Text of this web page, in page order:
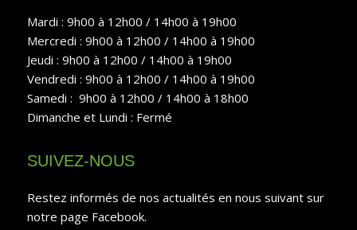
Mardi : 9h00 à 12h00 / 14h00 à 19h00
Mercredi : 9h00 à 12h00 / 14h00 à 19h00
Jeudi : 9h00 à 12h00 / 14h00 à 19h00
Vendredi : 9h00 à 12h00 / 14h00 à 19h00
Samedi : 9h00 à 12h00 / 14h00 à 18h00
Dimanche et Lundi : Fermé
SUIVEZ-NOUS
Restez informés de nos actualités en nous suivant sur
notre page Facebook.